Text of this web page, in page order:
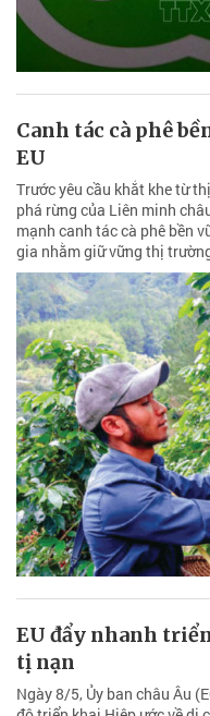
Canh tác cà phê
EU
Trước yêu cầu khắt khe từ
phá rừng của Liên minh
mạnh canh tác cà phê bền
gia nhằm giữ vững thị
EU đẩy nhanh
tị nạn
Ngày 8/5, Ủy ban châu Âu